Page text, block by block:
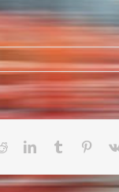
RedditLinkedInTumblr